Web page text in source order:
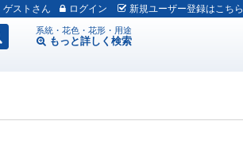
ゲスト ログイン 新規ユーザー登録はこちら
系統・花色・花形・用途
もっと詳しく 検索